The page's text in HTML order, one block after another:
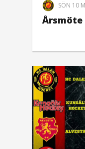
SÖN 10
Årsmöte